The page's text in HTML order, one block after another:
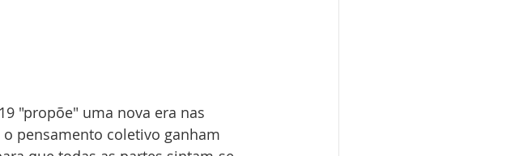
"propõe" uma nova era nas
pensamento coletivo ganham